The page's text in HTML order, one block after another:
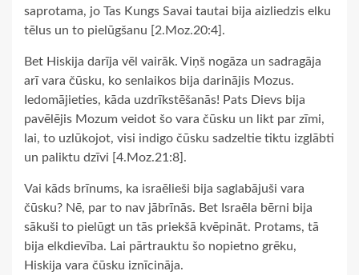
saprotama, jo Tas Kungs Savai tautai bija aizliedzis elku
tēlus un to pielūgšanu [2.Moz.20:4].
Bet Hiskija darīja vēl vairāk. Viņš nogāza un sadragāja
arī vara čūsku, ko senlaikos bija darinājis Mozus.
Iedomājieties, kāda uzdrīkstēšanās! Pats Dievs bija
pavēlējis Mozum veidot šo vara čūsku un likt par zīmi,
lai, to uzlūkojot, visi indigo čūsku sadzeltie tiktu izglābti
un paliktu dzīvi [4.Moz.21:8].
Vai kāds brīnums, ka israēlieši bija saglabājuši vara
čūsku? Nē, par to nav jābrīnās. Bet Israēla bērni bija
sākuši to pielūgt un tās priekšā kvēpināt. Protams, tā
bija elkdievība. Lai pārtrauktu šo nopietno grēku,
Hiskija vara čūsku iznīcināja.